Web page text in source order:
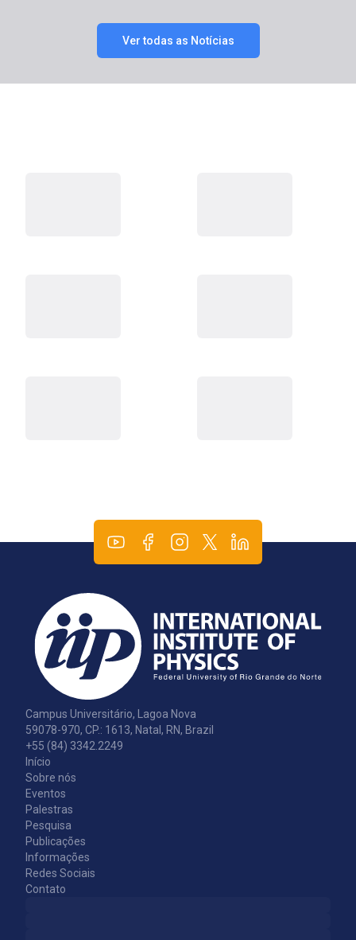
Ver todas as Notícias
Campus Universitário, Lagoa Nova
59078-970, CP.: 1613, Natal, RN, Brazil
+55 (84) 3342.2249
Início
Sobre nós
Eventos
Palestras
Pesquisa
Publicações
Informações
Redes Sociais
Contato